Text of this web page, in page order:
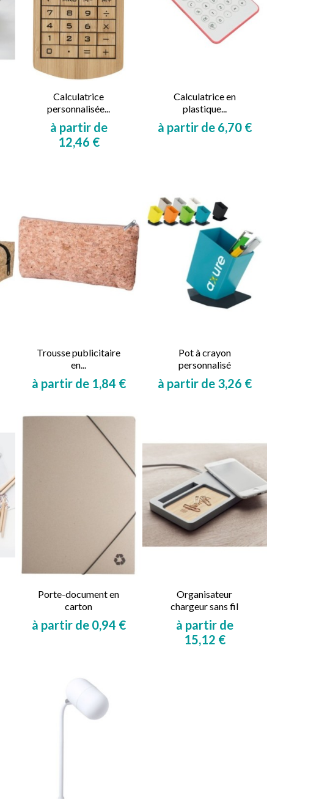
Calculatrice
personnalisée...
à partir de
12,46 €
Calculatrice en
plastique...
à partir de 6,70 €
Trousse publicitaire
en...
à partir de 1,84 €
Pot à crayon
personnalisé
à partir de 3,26 €
Porte-document en
carton
à partir de 0,94 €
Organisateur
chargeur sans fil
à partir de
15,12 €